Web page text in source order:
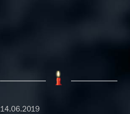
14.06.2019